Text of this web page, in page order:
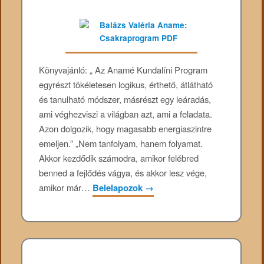
Könyvajánló: „ Az Anamé Kundalíni Program
egyrészt tökéletesen logikus, érthető, átlátható
és tanulható módszer, másrészt egy leáradás,
ami véghezviszi a világban azt, ami a feladata.
Azon dolgozik, hogy magasabb energiaszintre
emeljen.” „Nem tanfolyam, hanem folyamat.
Akkor kezdődik számodra, amikor felébred
benned a fejlődés vágya, és akkor lesz vége,
amikor már… Belelapozok →